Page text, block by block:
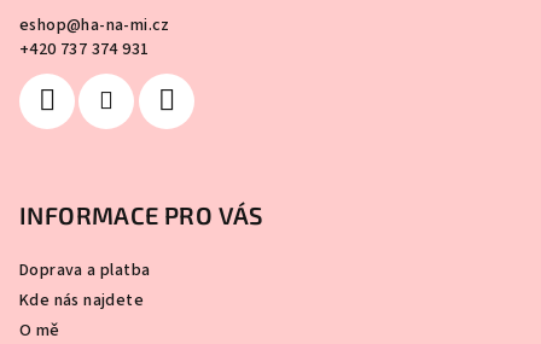
eshop@ha-na-mi.cz
+420 737 374 931
INFORMACE PRO VÁS
Doprava a platba
Kde nás najdete
O mě